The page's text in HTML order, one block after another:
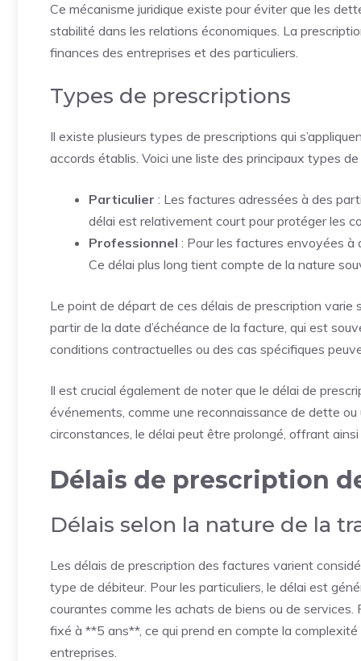
Ce mécanisme juridique existe pour éviter que les
stabilité dans les relations économiques. La
finances des entreprises et des particuliers.
Types de prescriptions
Il existe plusieurs types de prescriptions qui
accords établis. Voici une liste des principaux types
Particulier : Les factures adressées à des
délai est relativement court pour protéger les
Professionnel : Pour les factures envoyées à
Ce délai plus long tient compte de la nature
Le point de départ de ces délais de prescription varie
partir de la date d’échéance de la facture, qui est
conditions contractuelles ou des cas spécifiques
Il est crucial également de noter que le délai de
événements, comme une reconnaissance de dette
circonstances, le délai peut être prolongé, offrant
Délais de prescription
Délais selon la nature de la
Les délais de prescription des factures varient
type de débiteur. Pour les particuliers, le délai est
courantes comme les achats de biens ou de
fixé à **5 ans**, ce qui prend en compte la
entreprises.